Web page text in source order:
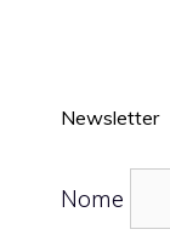
Newsletter
Nome